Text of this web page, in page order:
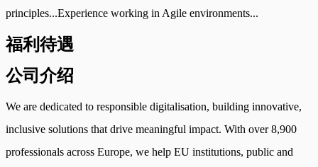
principles...Experience working in Agile environments...
福利待遇
公司介绍
We are dedicated to responsible digitalisation, building innovative,
inclusive solutions that drive meaningful impact. With over 8,900
professionals across Europe, we help EU institutions, public and